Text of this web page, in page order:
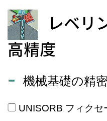
レベリ
高精度
機械基礎の精
UNISORB フィクセ